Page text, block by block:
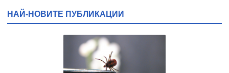
НАЙ-НОВИТЕ ПУБЛИКАЦИИ